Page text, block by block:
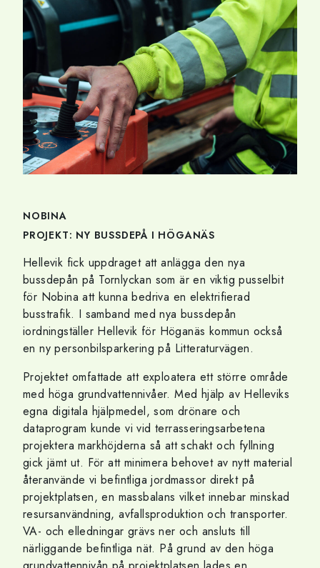
NOBINA
PROJEKT: NY BUSSDEPÅ I HÖGANÄS
Hellevik fick uppdraget att anlägga den nya
bussdepån på Tornlyckan som är en viktig pusselbit
för Nobina att kunna bedriva en elektrifierad
busstrafik. I samband med nya bussdepån
iordningställer Hellevik för Höganäs kommun också
en ny personbilsparkering på Litteraturvägen.
Projektet omfattade att exploatera ett större område
med höga grundvattennivåer. Med hjälp av Helleviks
egna digitala hjälpmedel, som drönare och
dataprogram kunde vi vid terrasseringsarbetena
projektera markhöjderna så att schakt och fyllning
gick jämt ut. För att minimera behovet av nytt material
återanvände vi befintliga jordmassor direkt på
projektplatsen, en massbalans vilket innebar minskad
resursanvändning, avfallsproduktion och transporter.
VA- och elledningar grävs ner och ansluts till
närliggande befintliga nät. På grund av den höga